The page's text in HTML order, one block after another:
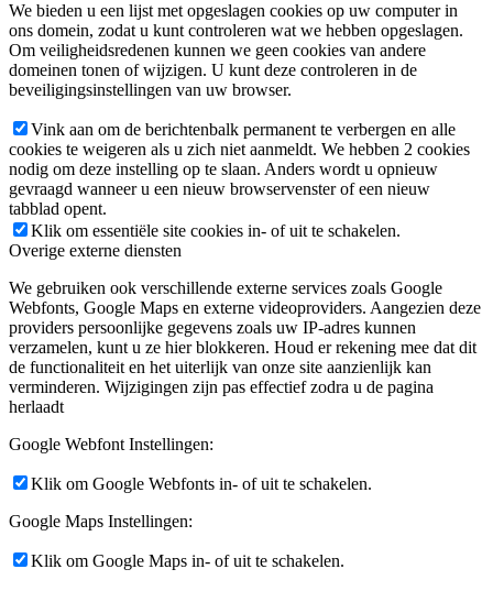
We bieden u een lijst met opgeslagen cookies op uw computer in
ons domein, zodat u kunt controleren wat we hebben opgeslagen.
Om veiligheidsredenen kunnen we geen cookies van andere
domeinen tonen of wijzigen. U kunt deze controleren in de
beveiligingsinstellingen van uw browser.
Vink aan om de berichtenbalk permanent te verbergen en alle
cookies te weigeren als u zich niet aanmeldt. We hebben 2 cookies
nodig om deze instelling op te slaan. Anders wordt u opnieuw
gevraagd wanneer u een nieuw browservenster of een nieuw
tabblad opent.
Klik om essentiële site cookies in- of uit te schakelen.
Overige externe diensten
We gebruiken ook verschillende externe services zoals Google
Webfonts, Google Maps en externe videoproviders. Aangezien deze
providers persoonlijke gegevens zoals uw IP-adres kunnen
verzamelen, kunt u ze hier blokkeren. Houd er rekening mee dat dit
de functionaliteit en het uiterlijk van onze site aanzienlijk kan
verminderen. Wijzigingen zijn pas effectief zodra u de pagina
herlaadt
Google Webfont Instellingen:
Klik om Google Webfonts in- of uit te schakelen.
Google Maps Instellingen:
Klik om Google Maps in- of uit te schakelen.